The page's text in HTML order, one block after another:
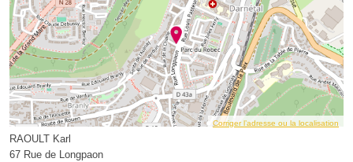
Corriger l’adresse ou la localisation
RAOULT Karl
67 Rue de Longpaon